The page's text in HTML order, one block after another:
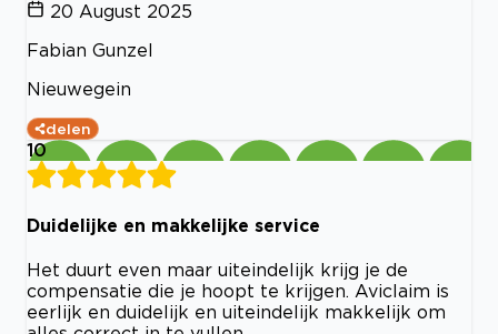
20 August 2025
Fabian Gunzel
Nieuwegein
delen
10
Duidelijke en makkelijke service
Het duurt even maar uiteindelijk krijg je de
compensatie die je hoopt te krijgen. Aviclaim is
eerlijk en duidelijk en uiteindelijk makkelijk om